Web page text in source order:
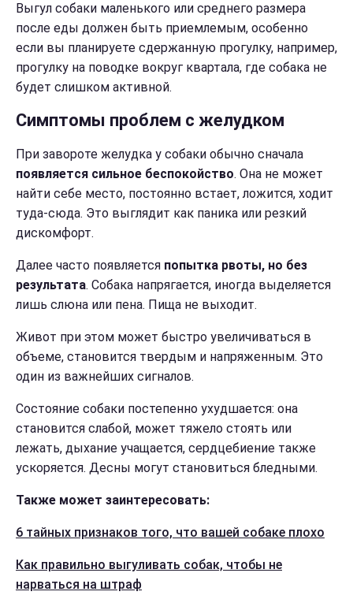
Выгул собаки маленького или среднего размера
после еды должен быть приемлемым, особенно
если вы планируете сдержанную прогулку, например,
прогулку на поводке вокруг квартала, где собака не
будет слишком активной.
Симптомы проблем с желудком
При завороте желудка у собаки обычно сначала
появляется сильное беспокойство. Она не может
найти себе место, постоянно встает, ложится, ходит
туда-сюда. Это выглядит как паника или резкий
дискомфорт.
Далее часто появляется попытка рвоты, но без
результата. Собака напрягается, иногда выделяется
лишь слюна или пена. Пища не выходит.
Живот при этом может быстро увеличиваться в
объеме, становится твердым и напряженным. Это
один из важнейших сигналов.
Состояние собаки постепенно ухудшается: она
становится слабой, может тяжело стоять или
лежать, дыхание учащается, сердцебиение также
ускоряется. Десны могут становиться бледными.
Также может заинтересовать:
6 тайных признаков того, что вашей собаке плохо
Как правильно выгуливать собак, чтобы не
нарваться на штраф